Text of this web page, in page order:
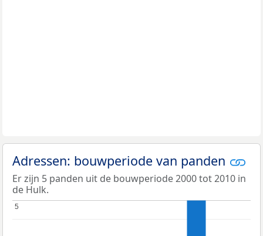
Adressen: bouwperiode van panden
Er zijn 5 panden uit de bouwperiode 2000 tot 2010 in
de Hulk.
5
5